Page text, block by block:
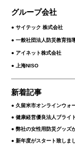
グループ会社
● サイテック 株式会社
● 一般社団法人防災教育指
● アイネット株式会社
● 上海NISO
新着記事
久留米市オンラインウォ
健康経営優良法人ブライ
弊社の女性用防災グッズ
新年度がスタート致しま